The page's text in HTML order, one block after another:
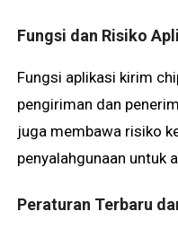
Fungsi dan Risiko
Fungsi aplikasi kirim
pengiriman dan
juga membawa risiko
penyalahgunaan untuk
Peraturan Terbaru